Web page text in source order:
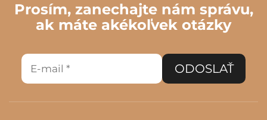
Prosím, zanechajte nám správu,
ak máte akékoľvek otázky
ODOSLAŤ